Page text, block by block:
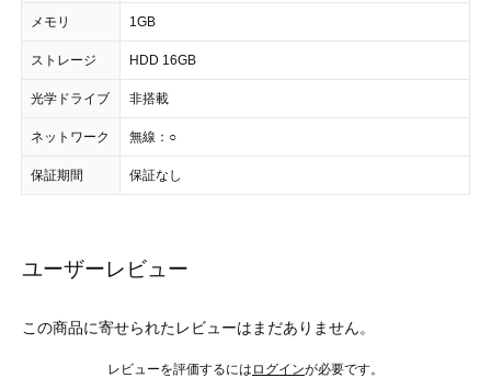
メモリ 1GB
ストレージ HDD 16GB
光学ドライブ 非搭載
ネットワーク 無線：○
保証期間 保証なし
ユーザーレビュー
この商品に寄せられたレビューはまだありません。
レビューを評価するには ログインが必要です。